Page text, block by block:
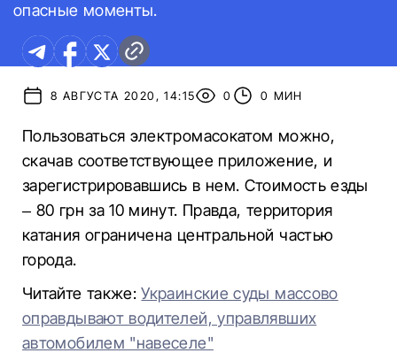
опасные моменты.
8 АВГУСТА 2020, 14:15 0 0 МИН
Пользоваться электромасокатом можно,
скачав соответствующее приложение, и
зарегистрировавшись в нем. Стоимость езды
– 80 грн за 10 минут. Правда, территория
катания ограничена центральной частью
города.
Читайте также:Украинские суды массово
оправдывают водителей, управлявших
автомобилем "навеселе"